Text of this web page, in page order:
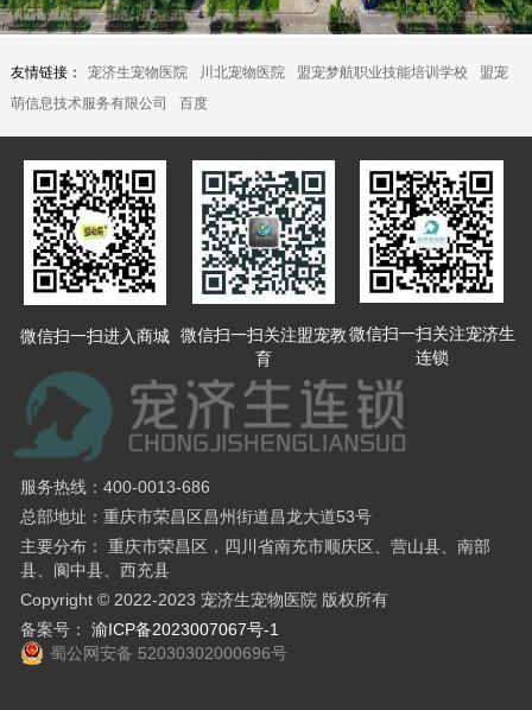
友情链接： 宠济生宠物医院 川北宠物医院 盟宠梦航职业技能培训学校
盟宠
萌信息技术服务有限公司
百度
微信扫一扫进入商城 微信扫一扫关注盟宠教
育
微信扫一扫关注宠济生
连锁
服务热线：400-0013-686
总部地址：重庆市荣昌区昌州街道昌龙大道53号
主要分布： 重庆市荣昌区，四川省南充市顺庆区、营山县、南部
县、阆中县、西充县
Copyright © 2022-2023 宠济生宠物医院 版权所有
备案号：
渝ICP备2023007067号-1
蜀公网安备 52030302000696号